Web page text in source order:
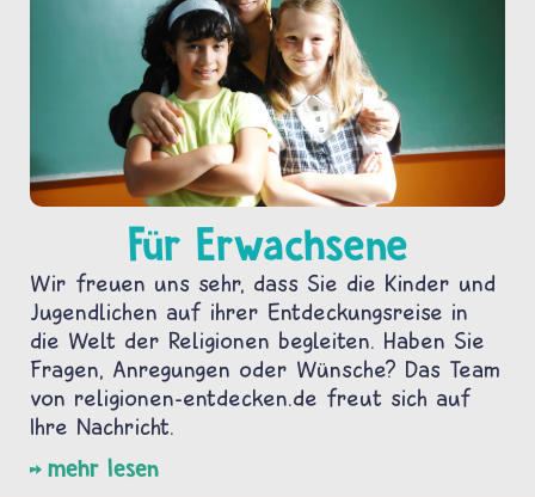
Für Erwachsene
Wir freuen uns sehr, dass Sie die Kinder und
Jugendlichen auf ihrer Entdeckungsreise in
die Welt der Religionen begleiten. Haben Sie
Fragen, Anregungen oder Wünsche? Das Team
von religionen-entdecken.de freut sich auf
Ihre Nachricht.
mehr lesen